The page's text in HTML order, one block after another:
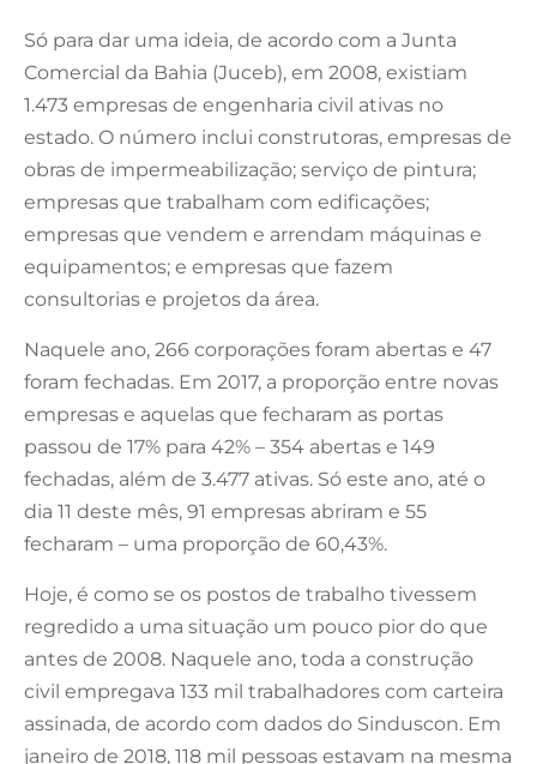
Só para dar uma ideia, de acordo com a Junta
Comercial da Bahia (Juceb), em 2008, existiam
1.473 empresas de engenharia civil ativas no
estado. O número inclui construtoras, empresas de
obras de impermeabilização; serviço de pintura;
empresas que trabalham com edificações;
empresas que vendem e arrendam máquinas e
equipamentos; e empresas que fazem
consultorias e projetos da área.
Naquele ano, 266 corporações foram abertas e 47
foram fechadas. Em 2017, a proporção entre novas
empresas e aquelas que fecharam as portas
passou de 17% para 42% – 354 abertas e 149
fechadas, além de 3.477 ativas. Só este ano, até o
dia 11 deste mês, 91 empresas abriram e 55
fecharam – uma proporção de 60,43%.
Hoje, é como se os postos de trabalho tivessem
regredido a uma situação um pouco pior do que
antes de 2008. Naquele ano, toda a construção
civil empregava 133 mil trabalhadores com carteira
assinada, de acordo com dados do Sinduscon. Em
janeiro de 2018, 118 mil pessoas estavam na mesma